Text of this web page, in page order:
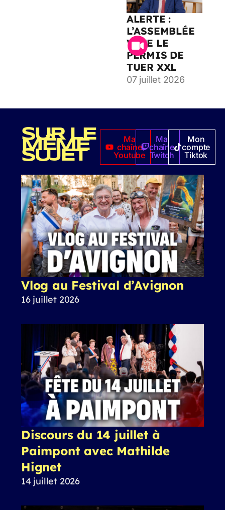
ALERTE :
L’ASSEMBLÉE
VOTE LE
PERMIS DE
TUER XXL
07 juillet 2026
SUR LE
MÊME
SUJET
Ma
chaîne
Youtube
Ma
chaîne
Twitch
Mon
compte
Tiktok
Vlog au Festival d’Avignon
16 juillet 2026
Discours du 14 juillet à
Paimpont avec Mathilde
Hignet
14 juillet 2026